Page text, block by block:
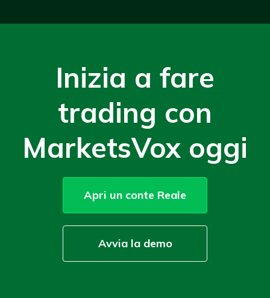
Inizia a fare
trading con
MarketsVox oggi
Apri un conte Reale
Avvia la demo